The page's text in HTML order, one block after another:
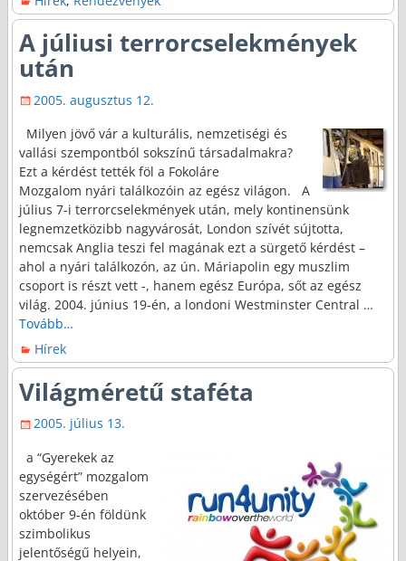
A júliusi terrorcselekmények
után
2005. augusztus 12.
Milyen jövő vár a kulturális, nemzetiségi és
vallási szempontból sokszínű társadalmakra?
Ezt a kérdést tették föl a Fokoláre
Mozgalom nyári találkozóin az egész világon. A
július 7-i terrorcselekmények után, mely kontinensünk
legnemzetközibb nagyvárosát, London szívét sújtotta,
nemcsak Anglia teszi fel magának ezt a sürgető kérdést –
ahol a nyári találkozón, az ún. Máriapolin egy muszlim
csoport is részt vett -, hanem egész Európa, sőt az egész
világ. 2004. június 19-én, a londoni Westminster Central …
Tovább…
Hírek
Világméretű staféta
2005. július 13.
a “Gyerekek az
egységért” mozgalom
szervezésében
október 9-én földünk
szimbolikus
jelentőségű helyein,